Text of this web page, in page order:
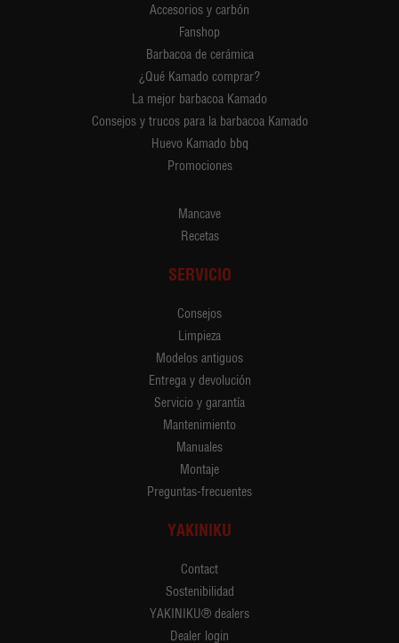
Accesorios y carbón
Fanshop
Barbacoa de cerámica
¿Qué Kamado comprar?
La mejor barbacoa Kamado
Consejos y trucos para la barbacoa Kamado
Huevo Kamado bbq
Promociones
Mancave
Recetas
SERVICIO
Consejos
Limpieza
Modelos antiguos
Entrega y devolución
Servicio y garantía
Mantenimiento
Manuales
Montaje
Preguntas-frecuentes
YAKINIKU
Contact
Sostenibilidad
YAKINIKU® dealers
Dealer login